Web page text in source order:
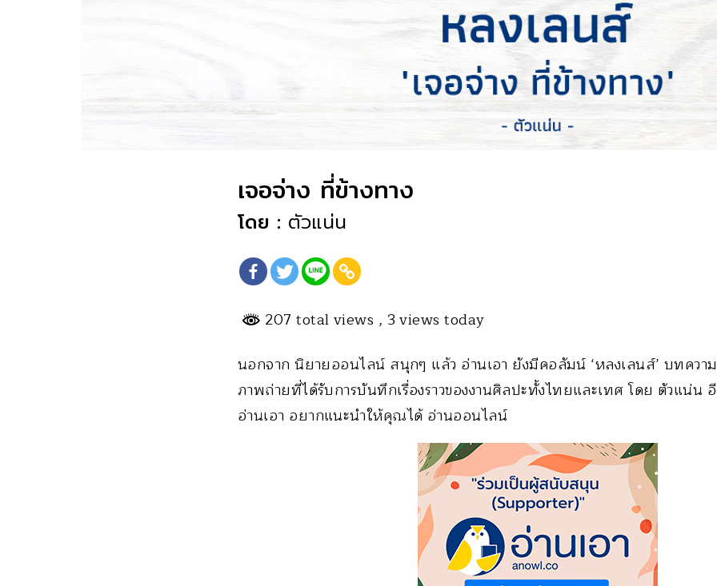
เจอจ่าง ที่ข้างทาง
โดย : ตัวแน่น
207 total views , 3 views today
นอกจาก นิยายออนไลน์ สนุกๆ แล้ว อ่านเอา ยังมีคอลัมน์ ‘หลงเลนส์’ บทคว
ภาพถ่ายที่ได้รับการบันทึกเรื่องราวของงานศิลปะทั้งไทยและเทศ โดย ตัวแน่
อ่านเอา อยากแนะนำให้คุณได้ อ่านออนไลน์